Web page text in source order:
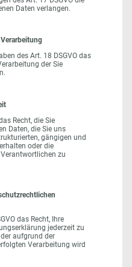
Daten verlangen.
des Art. 18 DSGVO das
der Sie
Recht, die Sie
Daten, die Sie uns
gängigen und
oder die
zu
das Recht, Ihre
jederzeit zu
aufgrund der
Verarbeitung wird